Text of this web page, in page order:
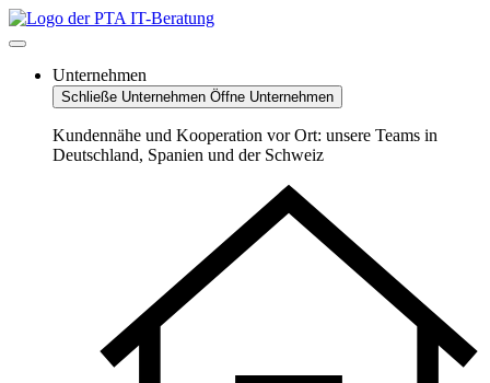
Zum
Inhalt
Unternehmen
Schließe Unternehmen Öffne Unternehmen
Kundennähe und Kooperation vor Ort: unsere Teams in
Deutschland, Spanien und der Schweiz